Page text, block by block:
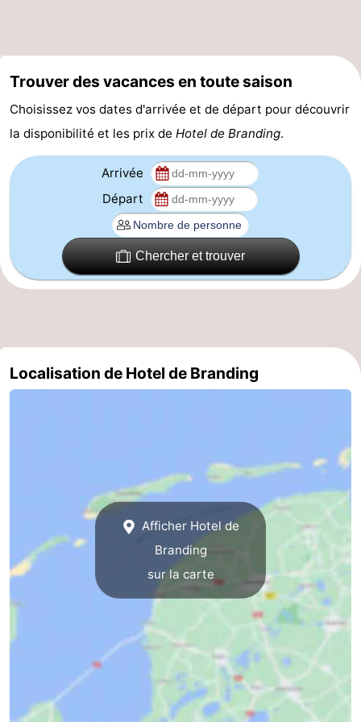
faire
d'intérêt
-
Monuments
-
Églises
-
de
Attractions
-
Fermes
-
Terrains
-
Piscines
-
Faire
du
-
Randonnée
-
Surfen
Trouver des vacances en toute saison
Choisissez vos dates d'arrivée et de départ pour découvrir
la disponibilité et les prix de Hotel de Branding.
Arrivée
Départ
Chercher et trouver
Localisation de Hotel de Branding
Afficher Hotel de
Branding
sur la carte